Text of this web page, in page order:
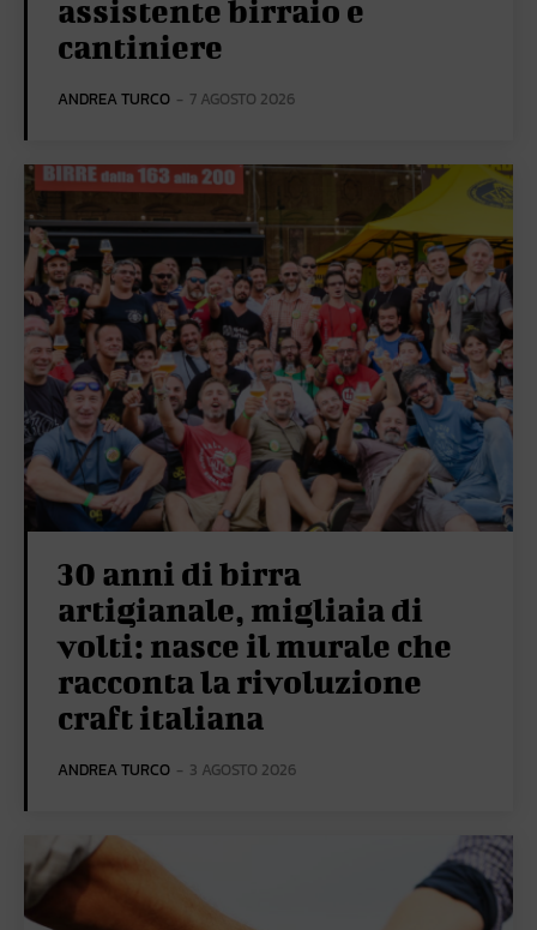
assistente birraio e
cantiniere
ANDREA TURCO - 7 AGOSTO 2026
30 anni di birra
artigianale, migliaia di
volti: nasce il murale che
racconta la rivoluzione
craft italiana
ANDREA TURCO - 3 AGOSTO 2026